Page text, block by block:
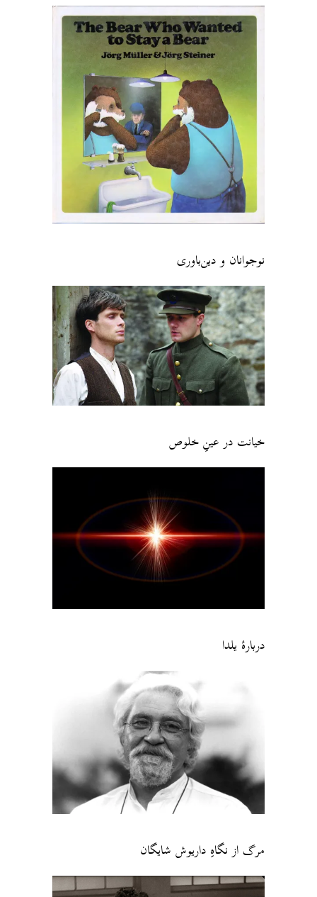
نوجوانان و دین‌باوری
خیانت در عینِ خلوص
دربارهٔ یلدا
مرگ از نگاهِ داریوش شایگان